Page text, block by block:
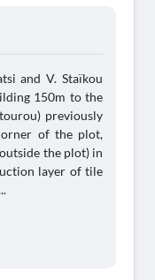
and V. Staïkou
150m to the
previously
of the plot,
the plot) in
layer of tile